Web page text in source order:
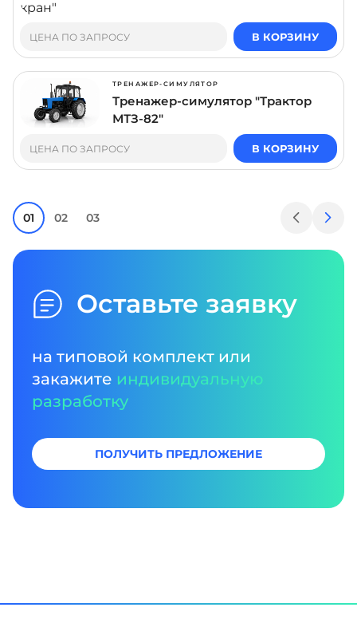
ЦЕНА ПО ЗАПРОСУ В КОРЗИНУ
ТРЕНАЖЕР-СИМУЛЯТОР
Тренажер-симулятор "Трактор
МТЗ-82"
ЦЕНА ПО ЗАПРОСУ В КОРЗИНУ
01 02 03
Оставьте заявку
на типовой комплект или
закажите индивидуальную
разработку
ПОЛУЧИТЬ ПРЕДЛОЖЕНИЕ